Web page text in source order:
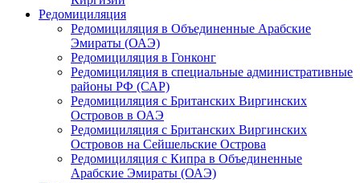
Редомициляция
Редомициляция в Объединенные Арабские
Эмираты (ОАЭ)
Редомициляция в Гонконг
Редомициляция в специальные административные
районы РФ (САР)
Редомициляция с Британских Виргинских
Островов в ОАЭ
Редомициляция с Британских Виргинских
Островов на Сейшельские Острова
Редомициляция с Кипра в Объединенные
Арабские Эмираты (ОАЭ)